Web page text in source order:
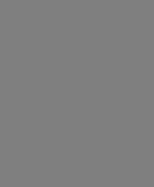
GÉNIFIQUE LE